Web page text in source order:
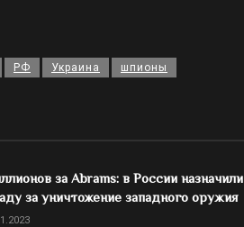
РФ Украина шпионы
за Abrams: в России назначили
за уничтожение западного оружия